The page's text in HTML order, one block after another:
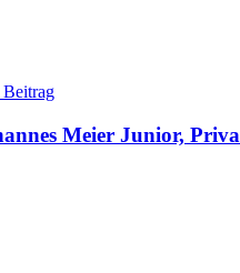
Meier Junior,